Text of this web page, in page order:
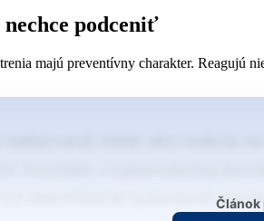
podceniť
majú preventívny charakter. Reagujú
identifikácie vykonávať Článok